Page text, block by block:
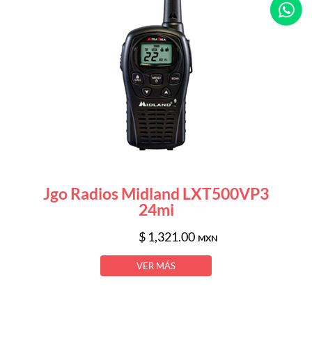
Jgo Radios Midland LXT500VP3
24mi
$ 1,321.00 MXN
VER MÁS